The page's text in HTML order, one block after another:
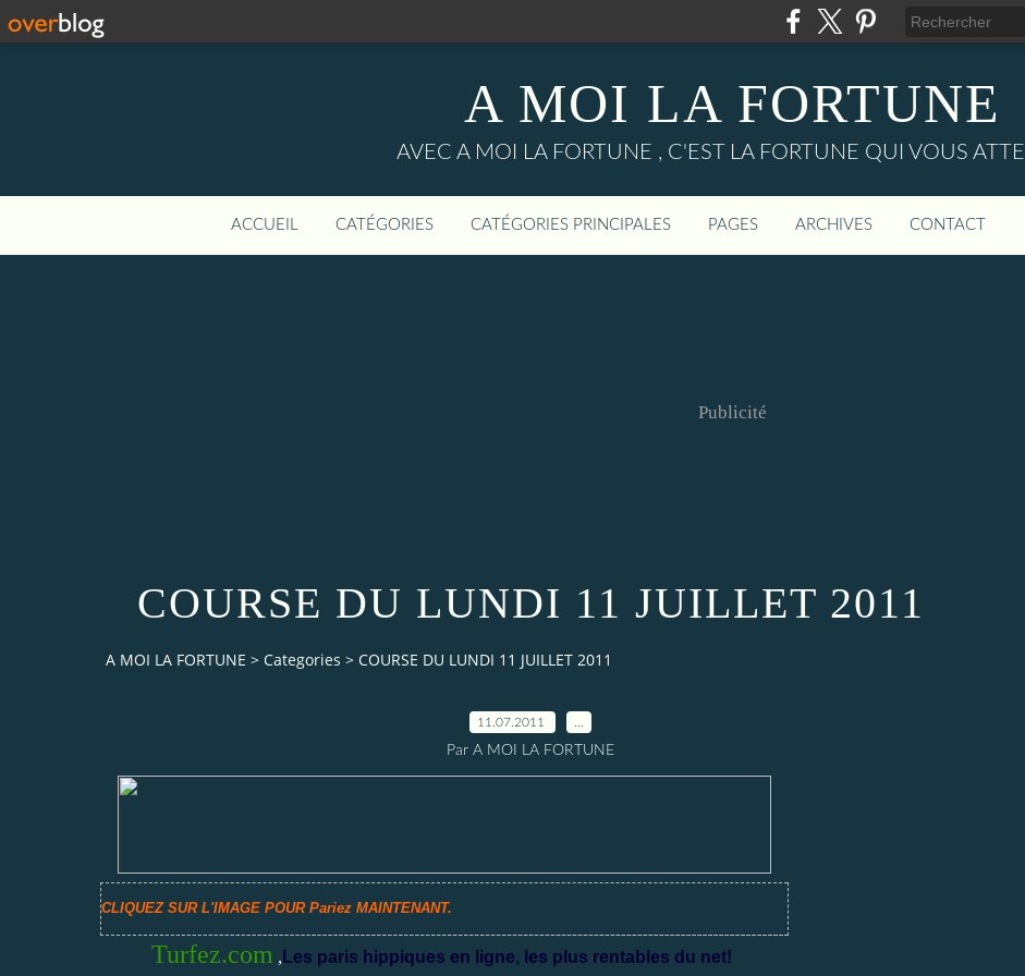
A MOI LA FORTUNE
AVEC A MOI LA FORTUNE , C'EST LA FORTUNE QUI VOUS
ACCUEIL CATÉGORIES CATÉGORIES PRINCIPALES PAGES ARCHIVES CONTACT
Publicité
COURSE DU LUNDI 11 JUILLET 2011
A MOI LA FORTUNE > Categories > COURSE DU LUNDI 11 JUILLET 2011
11.07.2011
Par A MOI LA FORTUNE
CLIQUEZ SUR L'IMAGE POUR Pariez MAINTENANT.
Turfez.com , Les paris hippiques en ligne, les plus rentables du net!